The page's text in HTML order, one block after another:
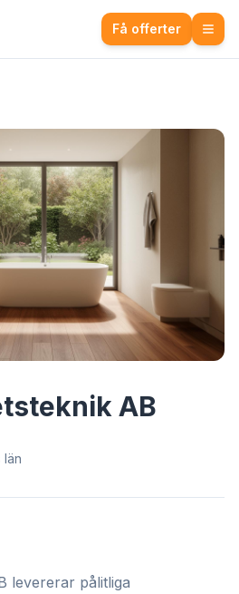
Få offerter
AB
län
levererar pålitliga